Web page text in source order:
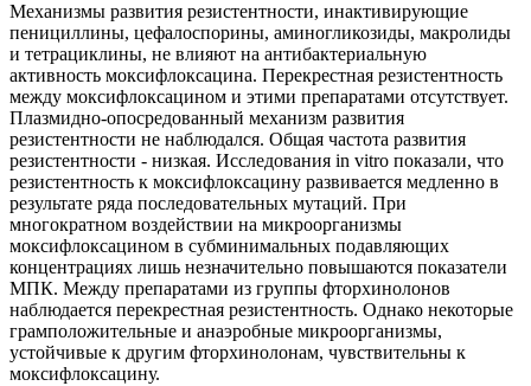
Механизмы развития резистентности, инактивирующие
пенициллины, цефалоспорины, аминогликозиды, макролиды
и тетрациклины, не влияют на антибактериальную
активность моксифлоксацина. Перекрестная резистентность
между моксифлоксацином и этими препаратами отсутствует.
Плазмидно-опосредованный механизм развития
резистентности не наблюдался. Общая частота развития
резистентности - низкая. Исследования in vitro показали, что
резистентность к моксифлоксацину развивается медленно в
результате ряда последовательных мутаций. При
многократном воздействии на микроорганизмы
моксифлоксацином в субминимальных подавляющих
концентрациях лишь незначительно повышаются показатели
МПК. Между препаратами из группы фторхинолонов
наблюдается перекрестная резистентность. Однако некоторые
грамположительные и анаэробные микроорганизмы,
устойчивые к другим фторхинолонам, чувствительны к
моксифлоксацину.